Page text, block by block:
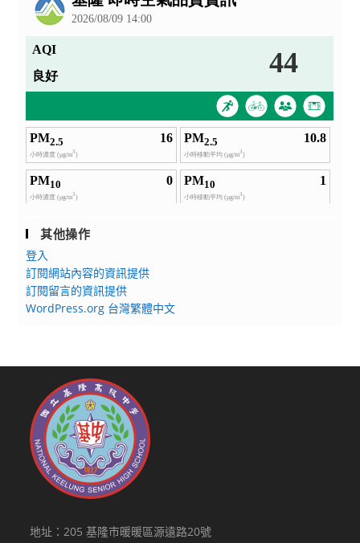
其他操作
登入
訂閱網站內容的資訊提供
訂閱留言的資訊提供
WordPress.org 台灣繁體中文
地址：205 基隆市暖暖區源遠路20號